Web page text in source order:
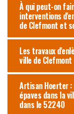
À qui peut-on
interventions
de Clefmont et
Les travaux
ville de
Artisan Hoerter
épaves dans la
dans le 52240